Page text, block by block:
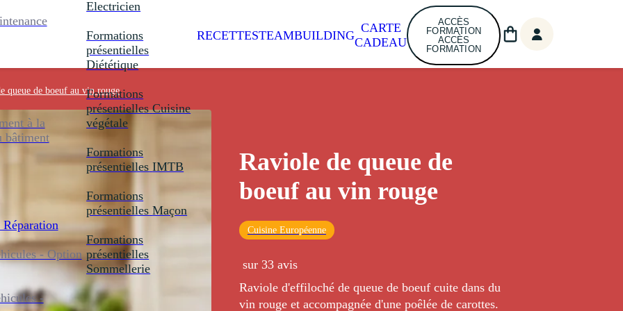
à la
bâtiment
- Option
-
Electricien
Formations
présentielles
Diététique
Formations
présentielles Cuisine
végétale
Formations
présentielles IMTB
Formations
présentielles Maçon
Formations
présentielles
Sommellerie
RECETTESTEAMBUILDING
CARTE
CADEAU
ACCÈS
FORMATION
ACCÈS
FORMATION
queue de boeuf au vin rouge
Raviole de queue de
boeuf au vin rouge
Cuisine Européenne
sur 33 avis
Raviole d'effiloché de queue de boeuf cuite dans du
vin rouge et accompagnée d'une poêlée de carottes.